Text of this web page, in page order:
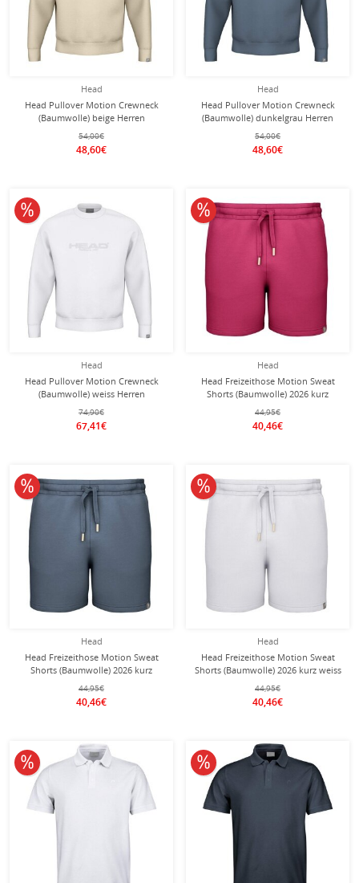
Head
Head Pullover Motion Crewneck
(Baumwolle) beige Herren
54,00€
48,60€
Head
Head Pullover Motion Crewneck
(Baumwolle) dunkelgrau Herren
54,00€
48,60€
Head
Head Pullover Motion Crewneck
(Baumwolle) weiss Herren
74,90€
67,41€
10% reduziert
Head
Head Freizeithose Motion Sweat
Shorts (Baumwolle) 2026 kurz
magenta Herren
44,95€
40,46€
10% reduziert
Head
Head Freizeithose Motion Sweat
Shorts (Baumwolle) 2026 kurz
dunkelgrau Herren
44,95€
40,46€
10% reduziert
Head
Head Freizeithose Motion Sweat
Shorts (Baumwolle) 2026 kurz weiss
Herren
44,95€
40,46€
10% reduziert
10% reduziert 10% reduziert